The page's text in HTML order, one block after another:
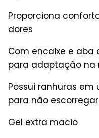
Proporciona
dores
Com encaixe e
para adaptação na
Possui ranhuras
para não
Gel extra macio